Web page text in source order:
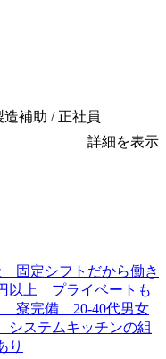
補助 / 正社員
詳細を表示